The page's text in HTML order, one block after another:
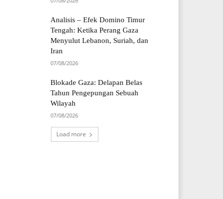
Analisis – Efek Domino Timur
Tengah: Ketika Perang Gaza
Menyulut Lebanon, Suriah, dan
Iran
07/08/2026
Blokade Gaza: Delapan Belas
Tahun Pengepungan Sebuah
Wilayah
07/08/2026
Load more